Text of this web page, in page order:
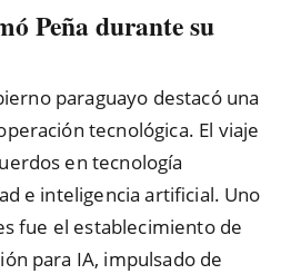
Peña durante su
paraguayo destacó una
tecnológica. El viaje
en tecnología
e inteligencia artificial. Uno
fue el establecimiento de
para IA, impulsado de